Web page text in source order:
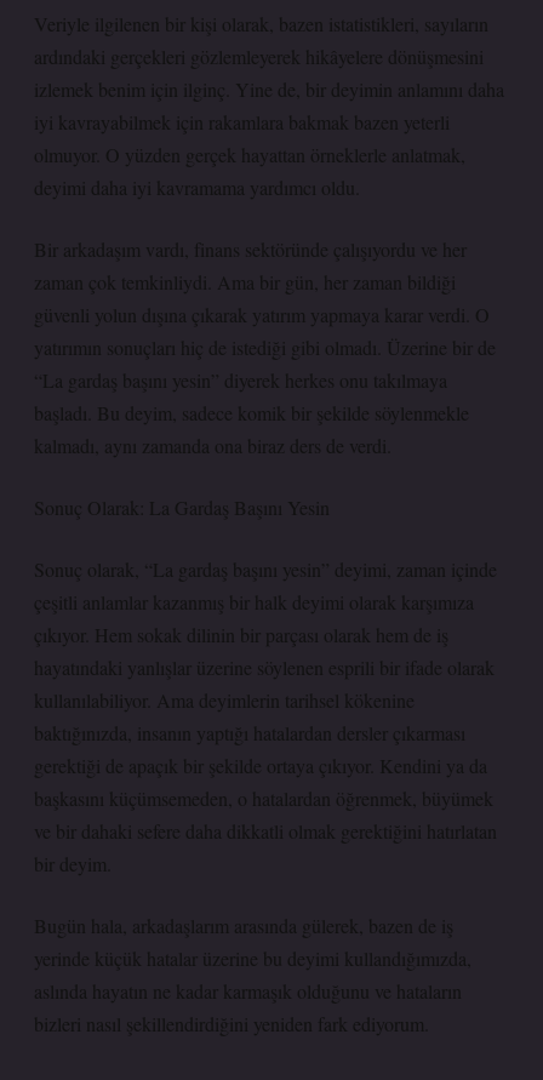
Veriyle ilgilenen bir kişi olarak, bazen istatistikleri, sayıların
ardındaki gerçekleri gözlemleyerek hikâyelere dönüşmesini
izlemek benim için ilginç. Yine de, bir deyimin anlamını daha
iyi kavrayabilmek için rakamlara bakmak bazen yeterli
olmuyor. O yüzden gerçek hayattan örneklerle anlatmak,
deyimi daha iyi kavramama yardımcı oldu.
Bir arkadaşım vardı, finans sektöründe çalışıyordu ve her
zaman çok temkinliydi. Ama bir gün, her zaman bildiği
güvenli yolun dışına çıkarak yatırım yapmaya karar verdi. O
yatırımın sonuçları hiç de istediği gibi olmadı. Üzerine bir de
“La gardaş başını yesin” diyerek herkes onu takılmaya
başladı. Bu deyim, sadece komik bir şekilde söylenmekle
kalmadı, aynı zamanda ona biraz ders de verdi.
Sonuç Olarak: La Gardaş Başını Yesin
Sonuç olarak, “La gardaş başını yesin” deyimi, zaman içinde
çeşitli anlamlar kazanmış bir halk deyimi olarak karşımıza
çıkıyor. Hem sokak dilinin bir parçası olarak hem de iş
hayatındaki yanlışlar üzerine söylenen esprili bir ifade olarak
kullanılabiliyor. Ama deyimlerin tarihsel kökenine
baktığınızda, insanın yaptığı hatalardan dersler çıkarması
gerektiği de apaçık bir şekilde ortaya çıkıyor. Kendini ya da
başkasını küçümsemeden, o hatalardan öğrenmek, büyümek
ve bir dahaki sefere daha dikkatli olmak gerektiğini hatırlatan
bir deyim.
Bugün hala, arkadaşlarım arasında gülerek, bazen de iş
yerinde küçük hatalar üzerine bu deyimi kullandığımızda,
aslında hayatın ne kadar karmaşık olduğunu ve hataların
bizleri nasıl şekillendirdiğini yeniden fark ediyorum.